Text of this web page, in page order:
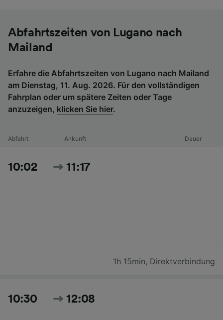
Abfahrtszeiten von Lugano nach
Mailand
Erfahre die Abfahrtszeiten von Lugano nach Mailand
am Dienstag, 11. Aug. 2026. Für den vollständigen
Fahrplan oder um spätere Zeiten oder Tage
anzuzeigen, klicken Sie hier.
Abfahrt Ankunft Dauer
10:02 11:17
1h 15min, Direktverbindung
10:30 12:08